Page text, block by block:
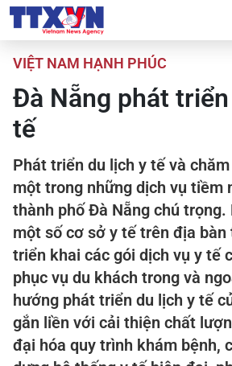
VIỆT NAM HẠNH PHÚC
Đà Nẵng phát
tế
Phát triển du lịch y tế và
một trong những dịch vụ tiềm
thành phố Đà Nẵng chú trọng.
một số cơ sở y tế trên địa bàn
triển khai các gói dịch vụ y tế
phục vụ du khách trong và
hướng phát triển du lịch y tế
gắn liền với cải thiện chất
đại hóa quy trình khám bệnh,